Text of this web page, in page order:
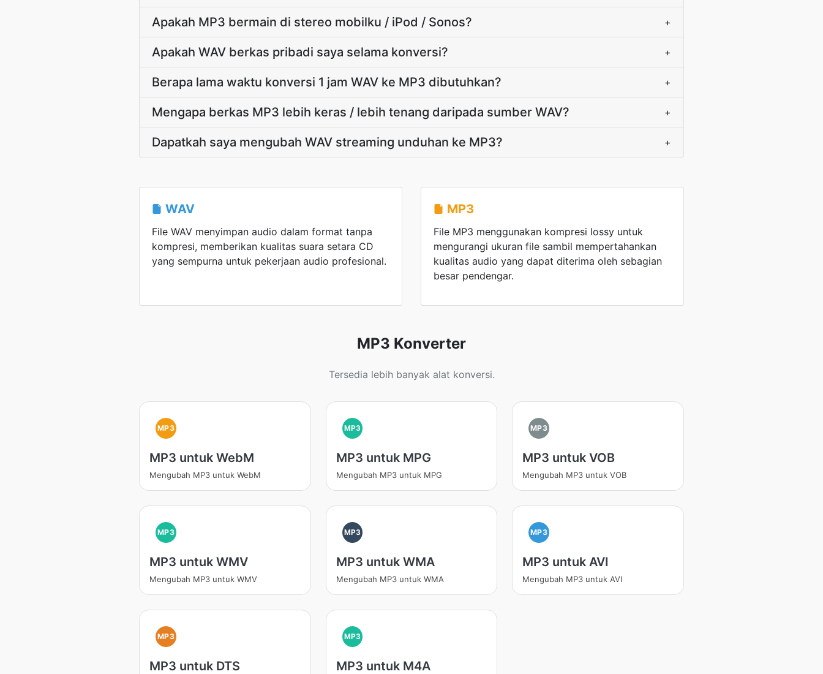
Apakah MP3 bermain di stereo mobilku / iPod / Sonos? +
Apakah WAV berkas pribadi saya selama konversi? +
Berapa lama waktu konversi 1 jam WAV ke MP3 dibutuhkan? +
Mengapa berkas MP3 lebih keras / lebih tenang daripada sumber WAV? +
Dapatkah saya mengubah WAV streaming unduhan ke MP3? +
WAV
File WAV menyimpan audio dalam format tanpa
kompresi, memberikan kualitas suara setara CD
yang sempurna untuk pekerjaan audio profesional.
MP3
File MP3 menggunakan kompresi lossy untuk
mengurangi ukuran file sambil mempertahankan
kualitas audio yang dapat diterima oleh sebagian
besar pendengar.
MP3 Konverter
Tersedia lebih banyak alat konversi.
MP3
MP3 untuk WebM
Mengubah MP3 untuk WebM
MP3
MP3 untuk MPG
Mengubah MP3 untuk MPG
MP3
MP3 untuk VOB
Mengubah MP3 untuk VOB
MP3
MP3 untuk WMV
Mengubah MP3 untuk WMV
MP3
MP3 untuk WMA
Mengubah MP3 untuk WMA
MP3
MP3 untuk AVI
Mengubah MP3 untuk AVI
MP3
MP3 untuk DTS
MP3
MP3 untuk M4A